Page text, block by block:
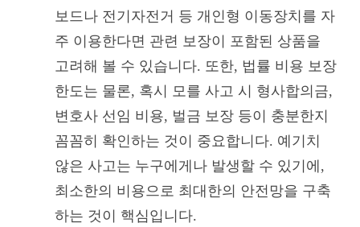
보드나 전기자전거 등 개인형 이동장치를 자
주 이용한다면 관련 보장이 포함된 상품을
고려해 볼 수 있습니다. 또한, 법률 비용 보장
한도는 물론, 혹시 모를 사고 시 형사합의금,
변호사 선임 비용, 벌금 보장 등이 충분한지
꼼꼼히 확인하는 것이 중요합니다. 예기치
않은 사고는 누구에게나 발생할 수 있기에,
최소한의 비용으로 최대한의 안전망을 구축
하는 것이 핵심입니다.